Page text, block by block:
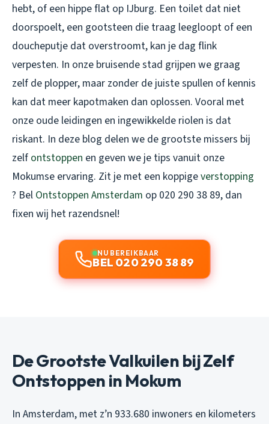
hebt, of een hippe flat op IJburg. Een toilet dat niet
doorspoelt, een gootsteen die traag leegloopt of een
doucheputje dat overstroomt, kan je dag flink
verpesten. In onze bruisende stad grijpen we graag
zelf de plopper, maar zonder de juiste spullen of kennis
kan dat meer kapotmaken dan oplossen. Vooral met
onze oude leidingen en ingewikkelde riolen is dat
riskant. In deze blog delen we de grootste missers bij
zelf ontstoppen en geven we je tips vanuit onze
Mokumse ervaring. Zit je met een koppigeverstopping
? Bel Ontstoppen Amsterdam op 020 290 38 89, dan
fixen wij het razendsnel!
NU BEREIKBAAR
BEL 020 290 38 89
De Grootste Valkuilen bij Zelf
Ontstoppen in Mokum
In Amsterdam, met z’n 933.680 inwoners en kilometers